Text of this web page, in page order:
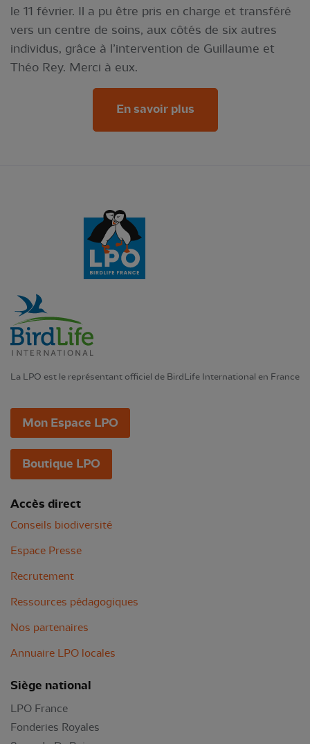
le 11 février. Il a pu être pris en charge et transféré
vers un centre de soins, aux côtés de six autres
individus, grâce à l’intervention de Guillaume et
Théo Rey. Merci à eux.
En savoir plus
La LPO est le représentant officiel de BirdLife International en France
Mon Espace LPO
Boutique LPO
Accès direct
Conseils biodiversité
Espace Presse
Recrutement
Ressources pédagogiques
Nos partenaires
Annuaire LPO locales
Siège national
LPO France
Fonderies Royales